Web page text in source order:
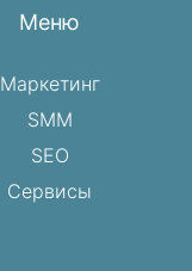
Меню
Маркетинг
SMM
SEO
Сервисы